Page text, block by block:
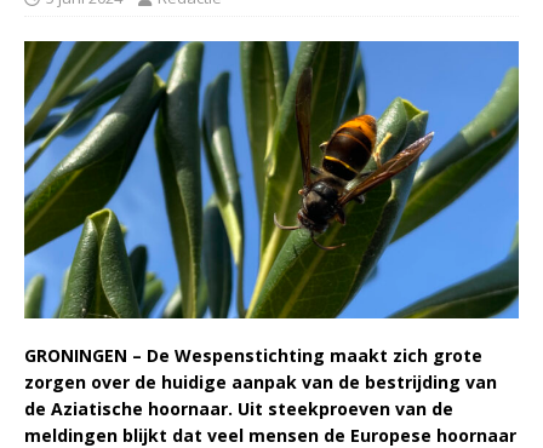
GRONINGEN – De Wespenstichting maakt zich grote
zorgen over de huidige aanpak van de bestrijding van
de Aziatische hoornaar. Uit steekproeven van de
meldingen blijkt dat veel mensen de Europese hoornaar